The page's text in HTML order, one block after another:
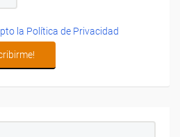
la Política de Privacidad